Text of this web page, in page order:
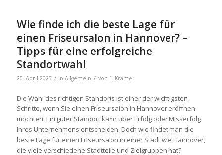
Wie finde ich die beste Lage für
einen Friseursalon in Hannover? –
Tipps für eine erfolgreiche
Standortwahl
20. April 2025 / in Allgemein / von E. Kramer
Die Wahl des richtigen Standorts ist einer der wichtigsten
Schritte, wenn Sie einen Friseursalon in Hannover eröffnen
möchten. Ein guter Standort kann über Erfolg oder Misserfolg
Ihres Unternehmens entscheiden. Doch wie findet man die
beste Lage für einen Friseursalon in einer Stadt wie Hannover,
die viele verschiedene Stadtteile und Zielgruppen hat?